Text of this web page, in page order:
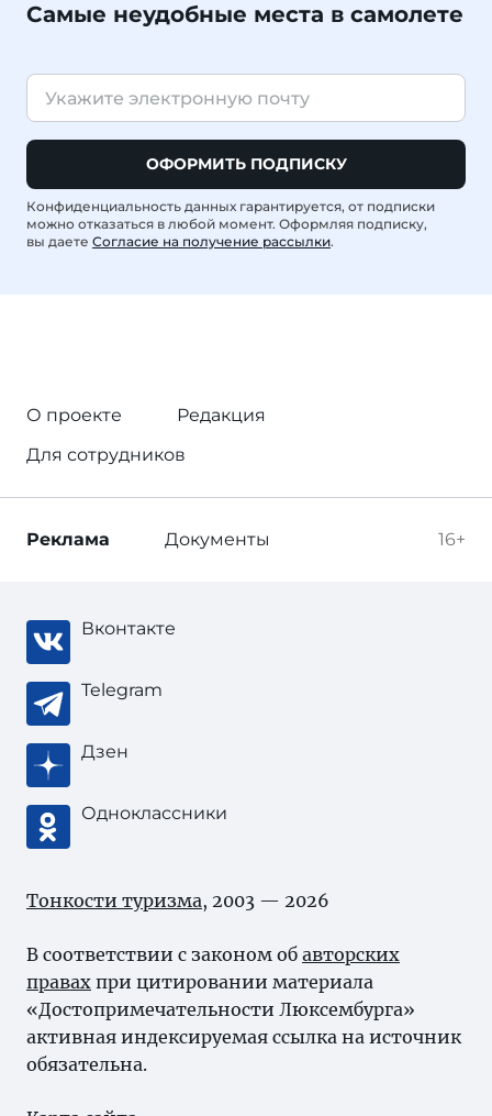
Самые неудобные места в самолете
ОФОРМИТЬ ПОДПИСКУ
Конфиденциальность данных гарантируется, от подписки
можно отказаться в любой момент. Оформляя подписку,
вы даете Согласие на получение рассылки.
О проекте
Редакция
Для сотрудников
16+
Реклама Документы
Вконтакте
Telegram
Дзен
Одноклассники
Тонкости туризма, 2003 — 2026
В соответствии с законом об авторских
правах при цитировании материала
«Достопримечательности Люксембурга»
активная индексируемая ссылка на источник
обязательна.